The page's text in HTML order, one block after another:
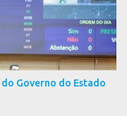
ser votado no Plenário a
ou texto da matéria.
o julgamento e
por tentativa de golpe
liderada pelo Partido
no Supremo Tribunal
“perseguição política”.
Governo do Estado